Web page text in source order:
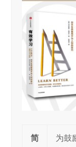
简
为鼓